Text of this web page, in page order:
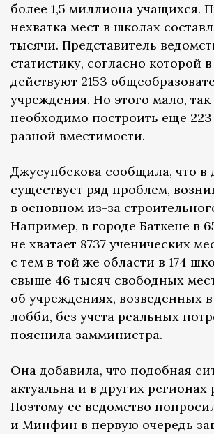
более 1,5 миллиона учащихся.
нехватка мест в школах
тысячи. Представитель
статистику, согласно которой
действуют 2153
учреждения. Но этого мало, так
необходимо построить еще
разной вместимости.
Джусупбекова сообщила, что в
существует ряд проблем,
в основном из-за
Например, в городе Баткене в
не хватает 8737 ученических
с тем в той же области в 174
свыше 46 тысяч свободных
об учреждениях, возведенных в
лобби, без учета реальных
пояснила замминистра.
Она добавила, что подобная
актуальна и в других регионах
Поэтому ее ведомство
и Минфин в первую очередь